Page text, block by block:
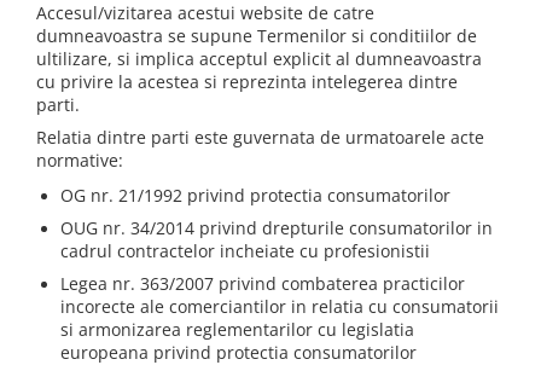
Puterea celor cinci elemente
Rose - instrumentul iubirii
Chakrele si Uleiurile Esentiale
Arome tomnatice pentru încălzirea
sufletului
Uleiul esențial de Ravintsara
Lună plină, bine ai revenit, te simt
Uleiul esenţial de Tămâie
Cum integrăm uleiurile esențiale în
viața de zi cu zi ?
Accesul/vizitarea acestui website de catre
dumneavoastra se supune Termenilor si conditiilor de
ultilizare, si implica acceptul explicit al dumneavoastra
cu privire la acestea si reprezinta intelegerea dintre
parti.
Relatia dintre parti este guvernata de urmatoarele acte
normative:
OG nr. 21/1992 privind protectia consumatorilor
OUG nr. 34/2014 privind drepturile consumatorilor in
cadrul contractelor incheiate cu profesionistii
Legea nr. 363/2007 privind combaterea practicilor
incorecte ale comerciantilor in relatia cu consumatorii
si armonizarea reglementarilor cu legislatia
europeana privind protectia consumatorilor